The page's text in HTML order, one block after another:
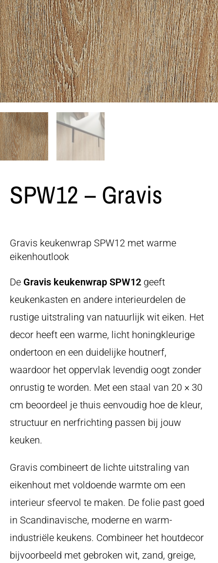
SPW12 – Gravis
Gravis keukenwrap SPW12 met warme
eikenhoutlook
De Gravis keukenwrap SPW12 geeft
keukenkasten en andere interieurdelen de
rustige uitstraling van natuurlijk wit eiken. Het
decor heeft een warme, licht honingkleurige
ondertoon en een duidelijke houtnerf,
waardoor het oppervlak levendig oogt zonder
onrustig te worden. Met een staal van 20 × 30
cm beoordeel je thuis eenvoudig hoe de kleur,
structuur en nerfrichting passen bij jouw
keuken.
Gravis combineert de lichte uitstraling van
eikenhout met voldoende warmte om een
interieur sfeervol te maken. De folie past goed
in Scandinavische, moderne en warm-
industriële keukens. Combineer het houtdecor
bijvoorbeeld met gebroken wit, zand, greige,